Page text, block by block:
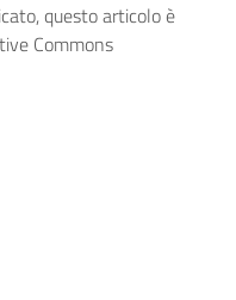
questo articolo è
Commons